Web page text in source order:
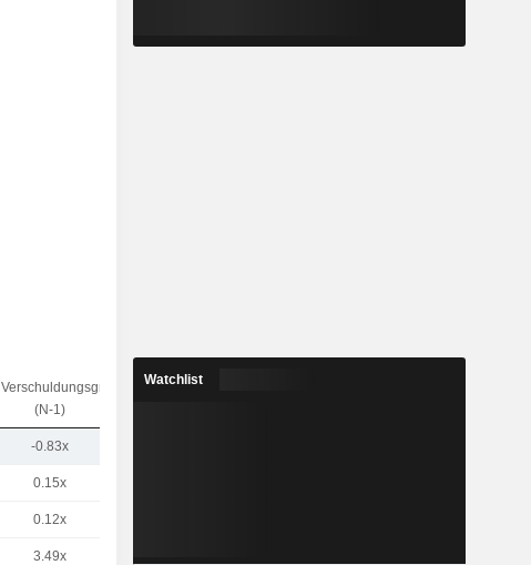
Verschuldungsgrad
(N-1)
-0.83x
0.15x
0.12x
3.49x
Watchlist